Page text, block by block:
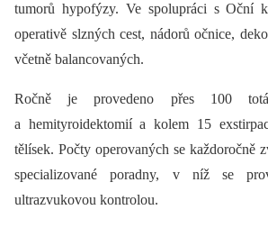
tumorů hypofýzy. Ve spolupráci s Oční
operativě slzných cest, nádorů očnice,
včetně balancovaných.
Ročně je provedeno přes 100
a hemityroidektomií a kolem 15
tělísek. Počty operovaných se každoročně
specializované poradny, v níž se
ultrazvukovou kontrolou.